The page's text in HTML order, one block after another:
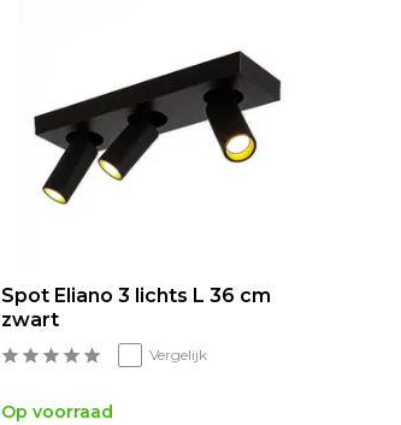
Spot Eliano 3 lichts L 36 cm
zwart
Vergelijk
Op voorraad